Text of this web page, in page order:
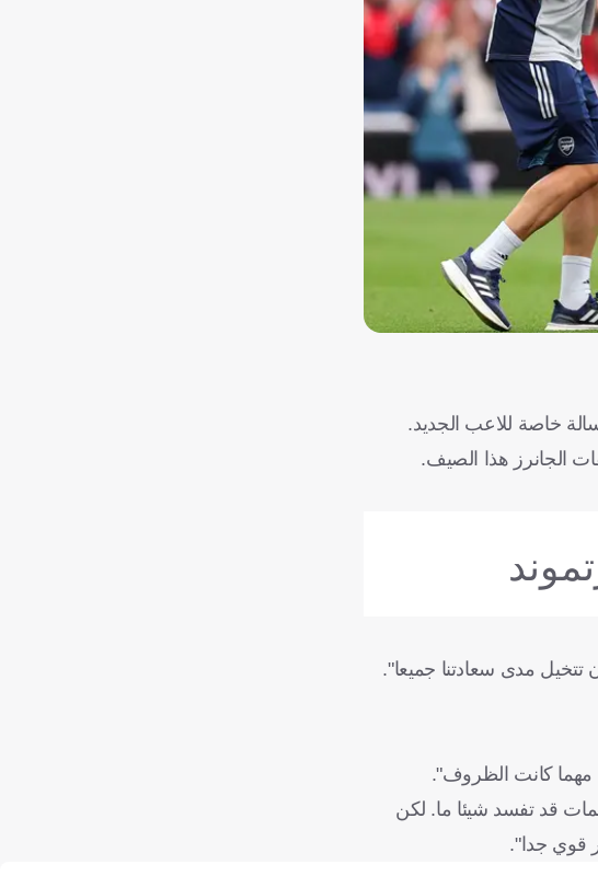
خاصة للاعب الجديد.
مدى سعادتنا جميعا".
مهما كانت الظروف".
قد تفسد شيئا ما. لكن
قوي جدا".